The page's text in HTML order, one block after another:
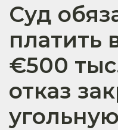
Суд
платить
€500
отказ